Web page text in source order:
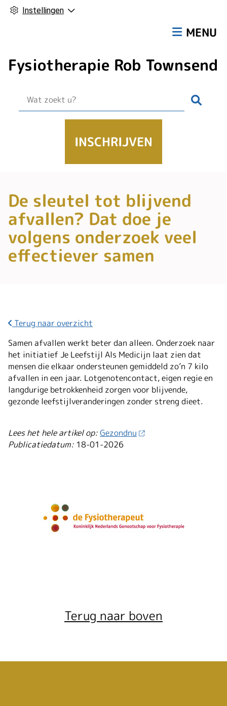
Instellingen
Fysiotherapie Rob Townsend
MENU
INSCHRIJVEN
Terug naar overzicht
De sleutel tot blijvend
afvallen? Dat doe je
volgens onderzoek veel
effectiever samen
Samen afvallen werkt beter dan alleen. Onderzoek naar
het initiatief Je Leefstijl Als Medicijn laat zien dat
mensen die elkaar ondersteunen gemiddeld zo’n 7 kilo
afvallen in een jaar. Lotgenotencontact, eigen regie en
langdurige betrokkenheid zorgen voor blijvende,
gezonde leefstijlveranderingen zonder streng dieet.
Lees het hele artikel op:Gezondnu
Publicatiedatum: 18-01-2026
Terug naar boven